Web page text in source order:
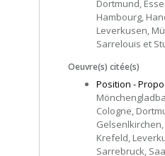
Dortmund,
Hambourg,
Leverkusen,
Sarrelouis et
Oeuvre(s) citée(s)
Position -
Cologne,
Krefeld,
Sarrebruck,